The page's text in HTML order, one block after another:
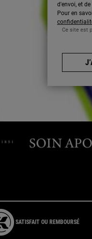
d'envoi, et
Pour en
Ce site est
SATISFAIT OU REMBOURSÉ